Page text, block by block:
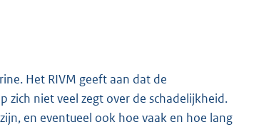
Het RIVM geeft aan dat de
zich niet veel zegt over de schadelijkheid.
en eventueel ook hoe vaak en hoe lang